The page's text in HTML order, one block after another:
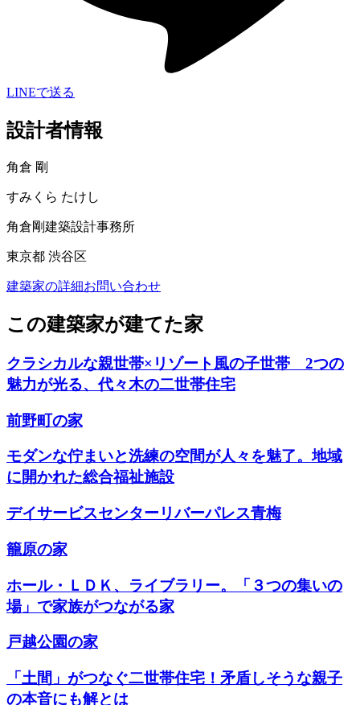
LINEで送る
設計者情報
角倉 剛
すみくら たけし
角倉剛建築設計事務所
東京都 渋谷区
建築家の詳細お問い合わせ
この建築家が建てた家
クラシカルな親世帯×リゾート風の子世帯 2つの
魅力が光る、代々木の二世帯住宅
前野町の家
モダンな佇まいと洗練の空間が人々を魅了。地域
に開かれた総合福祉施設
デイサービスセンターリバーパレス青梅
籠原の家
ホール・ＬＤＫ、ライブラリー。「３つの集いの
場」で家族がつながる家
戸越公園の家
「土間」がつなぐ二世帯住宅！矛盾しそうな親子
の本音にも解とは